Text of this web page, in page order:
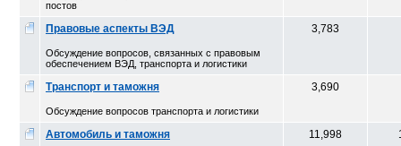
постов
Правовые аспекты ВЭД
Обсуждение вопросов, связанных с правовым
обеспечением ВЭД, транспорта и логистики
3,783
Транспорт и таможня
Обсуждение вопросов транспорта и логистики
3,690
Автомобиль и таможня 11,998